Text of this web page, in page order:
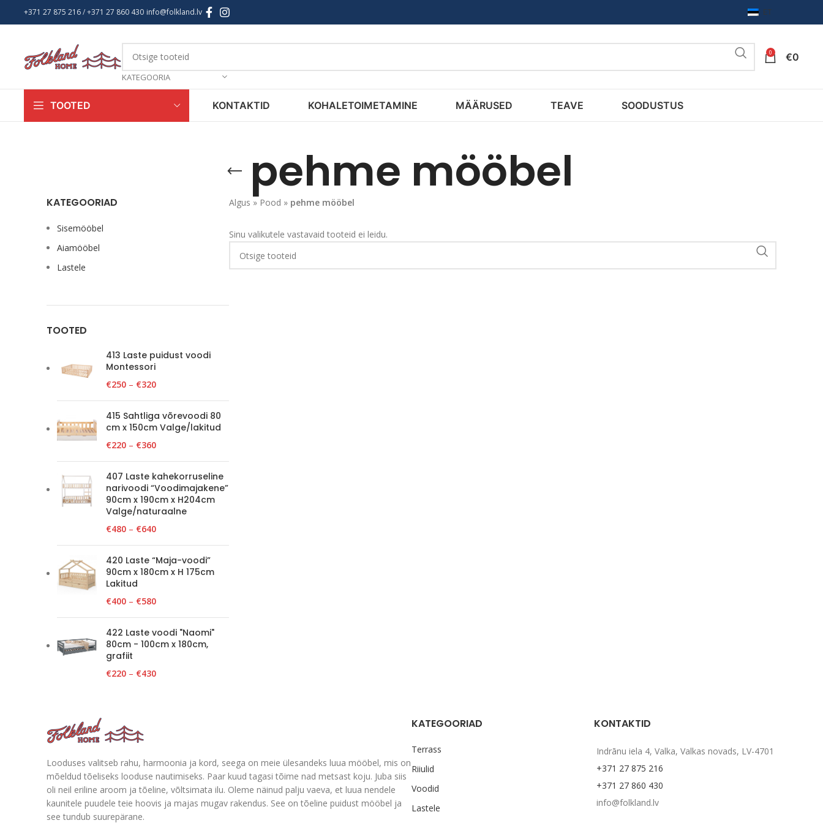
+371 27 875 216/ +371 27 860 430 info@folkland.lv ET
KATEGOORIA
0 €0
TOOTED KONTAKTID KOHALETOIMETAMINE MÄÄRUSED TEAVE SOODUSTUS
pehme mööbel
KATEGOORIAD
Sisemööbel
Aiamööbel
Lastele
TOOTED
413 Laste puidust voodi
Montessori
€250 – €320
415 Sahtliga võrevoodi 80
cm x 150cm Valge/lakitud
€220 – €360
407 Laste kahekorruseline
narivoodi “Voodimajakene”
90cm x 190cm x H204cm
Valge/naturaalne
€480 – €640
420 Laste “Maja-voodi”
90cm x 180cm x H 175cm
Lakitud
€400 – €580
422 Laste voodi "Naomi"
80cm - 100cm x 180cm,
grafiit
€220 – €430
Algus » Pood » pehme mööbel
Sinu valikutele vastavaid tooteid ei leidu.
Looduses valitseb rahu, harmoonia ja kord, seega on meie ülesandeks luua mööbel, mis on
mõeldud tõeliseks looduse nautimiseks. Paar kuud tagasi tõime nad metsast koju. Juba siis
oli neil eriline aroom ja tõeline, võltsimata ilu. Oleme näinud palju vaeva, et luua nendele
kaunitele puudele teie hoovis ja majas mugav rakendus. See on tõeline puidust mööbel ja
see tundub suurepärane.
KATEGOORIAD
Terrass
Riiulid
Voodid
Lastele
KONTAKTID
Indrānu iela 4, Valka, Valkas novads, LV-4701
+371 27 875 216
+371 27 860 430
info@folkland.lv